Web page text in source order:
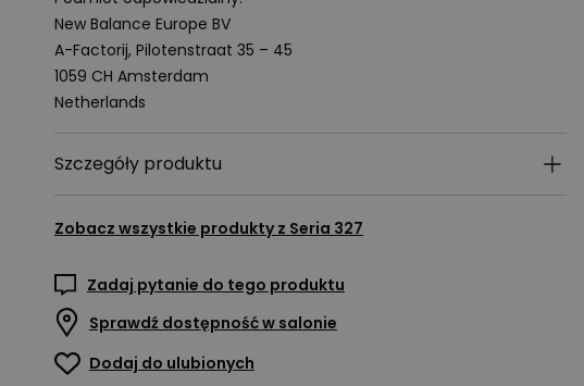
New Balance Europe BV
A-Factorij, Pilotenstraat 35 – 45
1059 CH Amsterdam
Netherlands
Szczegóły produktu
Zobacz wszystkie produkty z Seria 327
Zadaj pytanie do tego produktu
Sprawdź dostępność w salonie
Dodaj do ulubionych